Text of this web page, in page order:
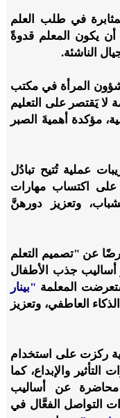
في طلب العلم
يكون المعلم قدوةً
الناشئة.
المرأة في مكتب
لا يَقتصر على التعليم
مؤكدة أهميةَ الصبر
عملية تُتيح تبادُل
على اكتساب مهارات
وتعزيز دورهنَّ
عن "تصميم التعلم
أساليب جذب الأطفال
المعلمة "بينار
العاطفي، وتعزيز
ركزت على استخدام
التأثير والإبداع، كما
عن أساليب
التواصل الفعَّال في